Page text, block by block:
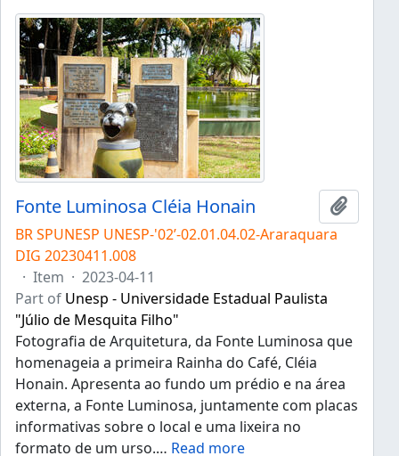
Fonte Luminosa Cléia Honain
Add to
BR SPUNESP UNESP-'02’-02.01.04.02-Araraquara
DIG 20230411.008
· Item · 2023-04-11
Part of Unesp - Universidade Estadual Paulista
"Júlio de Mesquita Filho"
Fotografia de Arquitetura, da Fonte Luminosa que
homenageia a primeira Rainha do Café, Cléia
Honain. Apresenta ao fundo um prédio e na área
externa, a Fonte Luminosa, juntamente com placas
informativas sobre o local e uma lixeira no
formato de um urso.… Read more